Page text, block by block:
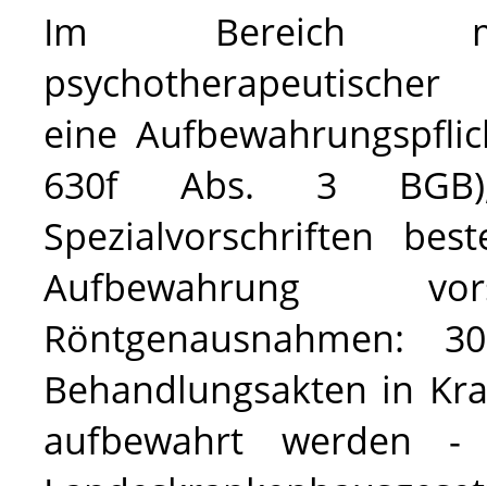
Im Bereich
eine
630f Abs. 3
Spezialvorschriften
Aufbewahrung
Röntgenausnahmen:
Behandlungsakten in
aufbewahrt werden -